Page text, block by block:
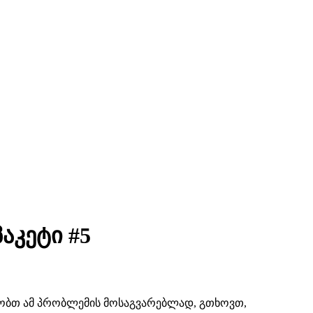
#5
ამ პრობლემის მოსაგვარებლად, გთხოვთ,